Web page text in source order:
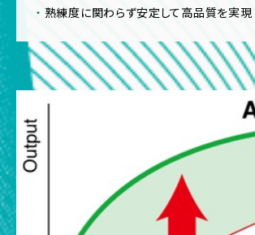
熟練度に関わらず安定して高品質を実現